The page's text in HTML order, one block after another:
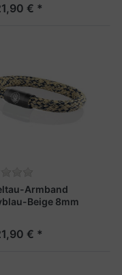
€ *
Armband
Beige 8mm
€ *